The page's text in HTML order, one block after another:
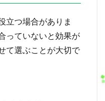
立つ場合がありま
っていないと効果が
て選ぶことが大切で